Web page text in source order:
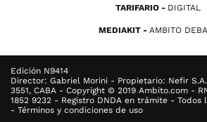
TARIFARIO DIGITAL
MEDIAKIT AMBITO
Edición N9414
Director: Gabriel Morini - Propietario: Nefir
3551, CABA - Copyright © 2019 Ambito.com -
1852 9232 - Registro DNDA en trámite - Todos
- Términos y condiciones de uso